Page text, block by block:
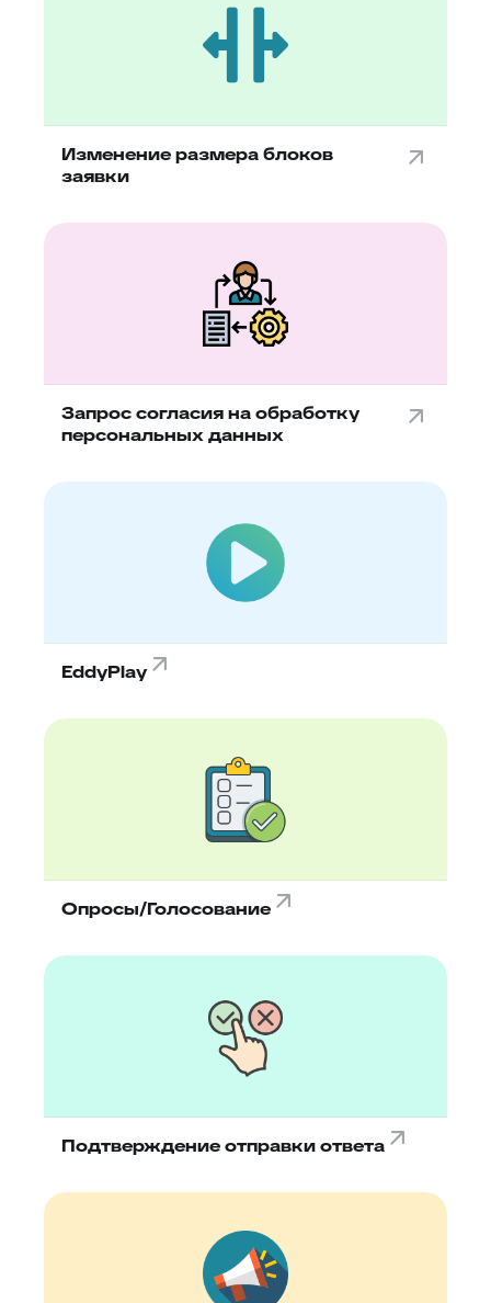
Изменение размера блоков
заявки
Запрос согласия на обработку
персональных данных
EddyPlay
Опросы/Голосование
Подтверждение отправки ответа